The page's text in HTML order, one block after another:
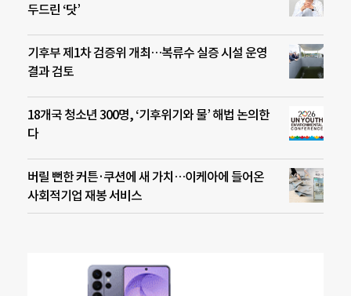
두드린 ‘닷’
기후부 제1차 검증위 개최…복류수 실증 시설 운영
결과 검토
18개국 청소년 300명, ‘기후위기와 물’ 해법 논의한
다
버릴 뻔한 커튼·쿠션에 새 가치…이케아에 들어온
사회적기업 재봉 서비스